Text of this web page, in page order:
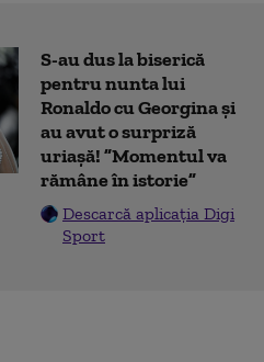
S-au dus la biserică
pentru nunta lui
Ronaldo cu Georgina și
au avut o surpriză
uriașă! ”Momentul va
rămâne în istorie”
Descarcă aplicația Digi
Sport